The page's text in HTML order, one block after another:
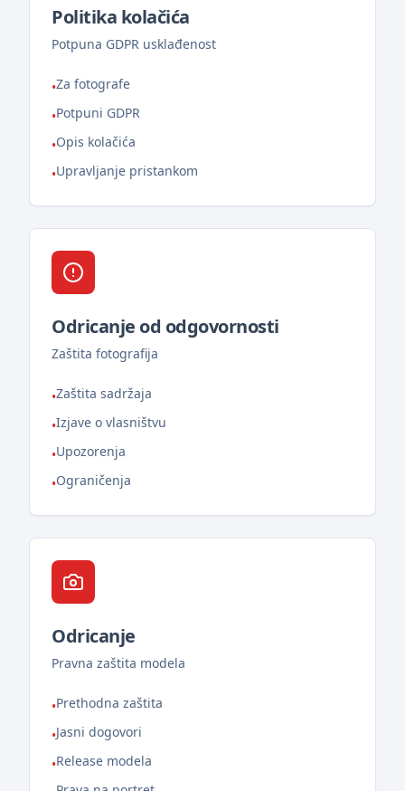
Politika kolačića
Potpuna GDPR usklađenost
•Za fotografe
•Potpuni GDPR
•Opis kolačića
•Upravljanje pristankom
Odricanje od odgovornosti
Zaštita fotografija
•Zaštita sadržaja
•Izjave o vlasništvu
•Upozorenja
•Ograničenja
Odricanje
Pravna zaštita modela
•Prethodna zaštita
•Jasni dogovori
•Release modela